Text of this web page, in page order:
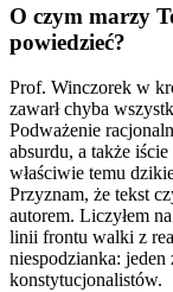
O czym marzy
powiedzieć?
Prof. Winczorek w
zawarł chyba
Podważenie
absurdu, a także
właściwie temu
Przyznam, że tekst
autorem. Liczyłem
linii frontu walki z
niespodzianka:
konstytucjonalistów.